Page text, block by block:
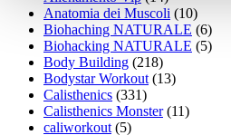
Anatomia dei Muscoli (10)
Biohaching NATURALE (6)
Biohacking NATURALE (5)
Body Building (218)
Bodystar Workout(13)
Calisthenics (331)
Calisthenics Monster(11)
caliworkout(5)